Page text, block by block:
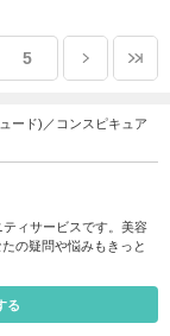
5
ード)／コンスピキュア
ィサービスです。美容
の疑問や悩みもきっと
る